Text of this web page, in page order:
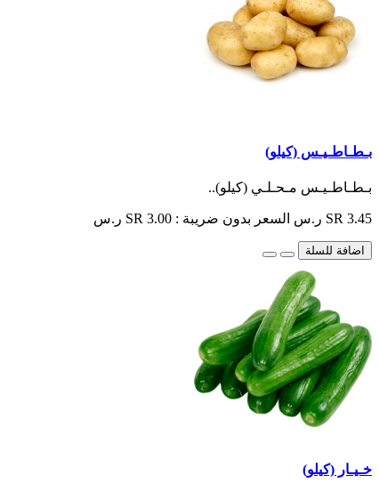
بـطـاطـيـس (كيلو)
بـطـاطـيـس مـحـلـي (كيلو)..
SR 3.45 ر.س السعر بدون ضريبة : SR 3.00 ر.س
اضافة للسلة
خـيـار (كيلو)